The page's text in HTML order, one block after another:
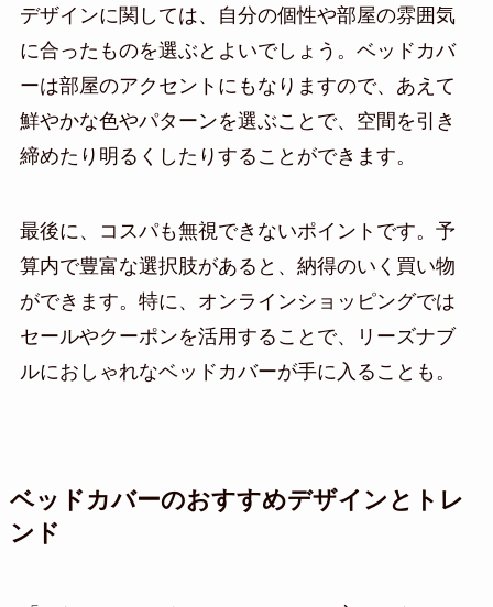
デザインに関しては、自分の個性や部屋の雰囲気
に合ったものを選ぶとよいでしょう。ベッドカバ
ーは部屋のアクセントにもなりますので、あえて
鮮やかな色やパターンを選ぶことで、空間を引き
締めたり明るくしたりすることができます。
最後に、コスパも無視できないポイントです。予
算内で豊富な選択肢があると、納得のいく買い物
ができます。特に、オンラインショッピングでは
セールやクーポンを活用することで、リーズナブ
ルにおしゃれなベッドカバーが手に入ることも。
ベッドカバーのおすすめデザインとトレ
ンド